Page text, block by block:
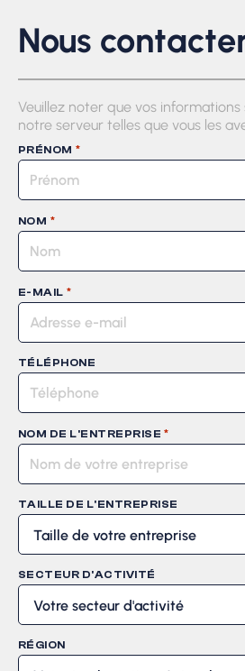
Nous
Veuillez noter que vos informations
notre serveur telles que vous les
PRÉNOM *
NOM *
E-MAIL *
TÉLÉPHONE
NOM DE L'ENTREPRISE *
TAILLE DE L'ENTREPRISE
SECTEUR D'ACTIVITÉ
RÉGION